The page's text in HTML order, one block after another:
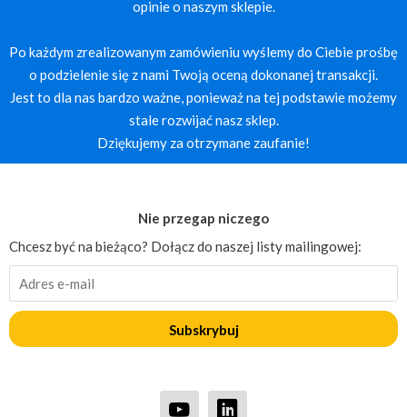
opinie o naszym sklepie.
Po każdym zrealizowanym zamówieniu wyślemy do Ciebie prośbę
o podzielenie się z nami Twoją oceną dokonanej transakcji.
Jest to dla nas bardzo ważne, ponieważ na tej podstawie możemy
stale rozwijać nasz sklep.
Dziękujemy za otrzymane zaufanie!
Nie przegap niczego
Chcesz być na bieżąco? Dołącz do naszej listy mailingowej:
Subskrybuj